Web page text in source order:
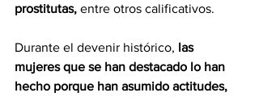
prostitutas, entre otros calificativos.
Durante el devenir histórico, las
mujeres que se han destacado lo han
hecho porque han asumido actitudes,